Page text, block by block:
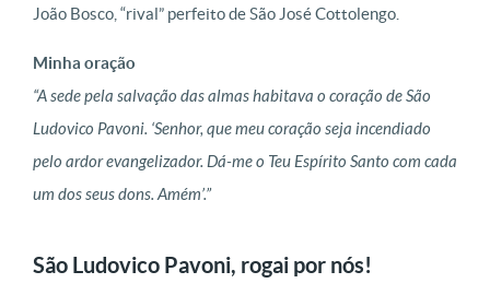
João Bosco, “rival” perfeito de São José Cottolengo.
Minha oração
“A sede pela salvação das almas habitava o coração de São
Ludovico Pavoni. ‘Senhor, que meu coração seja incendiado
pelo ardor evangelizador. Dá-me o Teu Espírito Santo com cada
um dos seus dons. Amém’.”
São Ludovico Pavoni, rogai por nós!